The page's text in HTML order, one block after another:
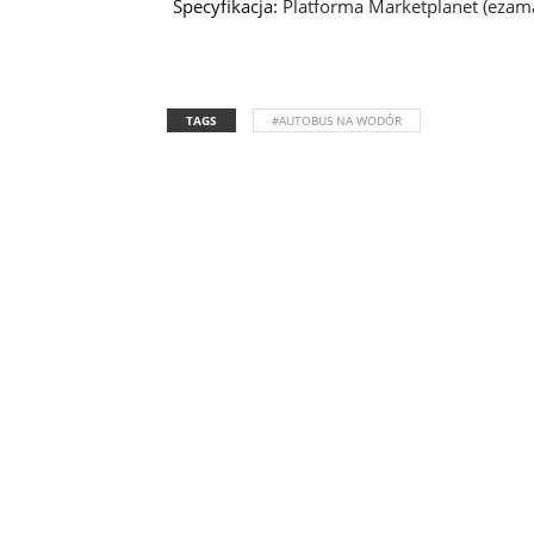
Specyfikacja: Platforma Marketplanet
TAGS #AUTOBUS NA WODÓR